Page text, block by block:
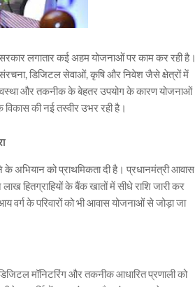
लगातार कई अहम योजनाओं पर काम कर रही है।
डिजिटल सेवाओं, कृषि और निवेश जैसे क्षेत्रों में
और तकनीक के बेहतर उपयोग के कारण योजनाओं
की नई तस्वीर उभर रही है।
अभियान को प्राथमिकता दी है। प्रधानमंत्री आवास
लाख हितग्राहियों के बैंक खातों में सीधे राशि जारी कर
वर्ग के परिवारों को भी आवास योजनाओं से जोड़ा जा
मॉनिटरिंग और तकनीक आधारित प्रणाली को